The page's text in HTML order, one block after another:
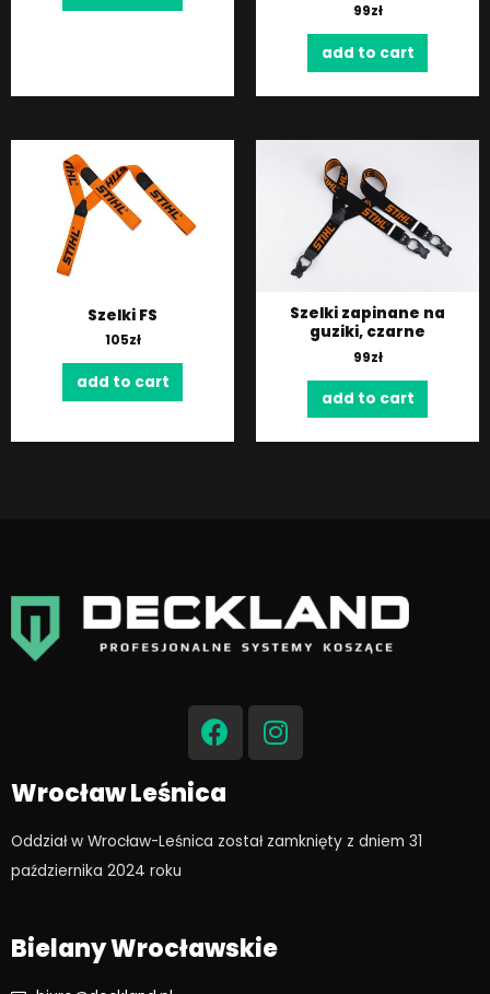
99zł
add to cart
Szelki FS
105zł
add to cart
Szelki zapinane na
guziki, czarne
99zł
add to cart
F
a
c
e
b
o
I
n
s
g
Wrocław Leśnica
Oddział w Wrocław-Leśnica został zamknięty z dniem 31
października 2024 roku​
Bielany Wrocławskie